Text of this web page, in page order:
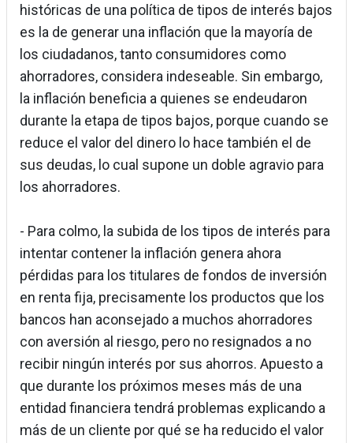
históricas de una política de tipos de interés bajos
es la de generar una inflación que la mayoría de
los ciudadanos, tanto consumidores como
ahorradores, considera indeseable. Sin embargo,
la inflación beneficia a quienes se endeudaron
durante la etapa de tipos bajos, porque cuando se
reduce el valor del dinero lo hace también el de
sus deudas, lo cual supone un doble agravio para
los ahorradores.
- Para colmo, la subida de los tipos de interés para
intentar contener la inflación genera ahora
pérdidas para los titulares de fondos de inversión
en renta fija, precisamente los productos que los
bancos han aconsejado a muchos ahorradores
con aversión al riesgo, pero no resignados a no
recibir ningún interés por sus ahorros. Apuesto a
que durante los próximos meses más de una
entidad financiera tendrá problemas explicando a
más de un cliente por qué se ha reducido el valor